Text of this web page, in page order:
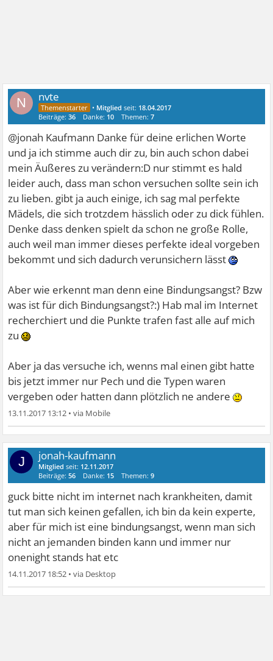
N nvte
• Mitglied seit: 18.04.2017
Beiträge:36 Danke: 10 Themen:7
@jonah Kaufmann Danke für deine erlichen Worte
und ja ich stimme auch dir zu, bin auch schon dabei
mein Äußeres zu verändern:D nur stimmt es hald
leider auch, dass man schon versuchen sollte sein ich
zu lieben. gibt ja auch einige, ich sag mal perfekte
Mädels, die sich trotzdem hässlich oder zu dick fühlen.
Denke dass denken spielt da schon ne große Rolle,
auch weil man immer dieses perfekte ideal vorgeben
bekommt und sich dadurch verunsichern lässt
Aber wie erkennt man denn eine Bindungsangst? Bzw
was ist für dich Bindungsangst?:) Hab mal im Internet
recherchiert und die Punkte trafen fast alle auf mich
zu
Aber ja das versuche ich, wenns mal einen gibt hatte
bis jetzt immer nur Pech und die Typen waren
vergeben oder hatten dann plötzlich ne andere
13.11.2017 13:12 •
J jonah-kaufmann
Mitglied seit: 12.11.2017
Beiträge:56 Danke: 15 Themen:9
guck bitte nicht im internet nach krankheiten, damit
tut man sich keinen gefallen, ich bin da kein experte,
aber für mich ist eine bindungsangst, wenn man sich
nicht an jemanden binden kann und immer nur
onenight stands hat etc
14.11.2017 18:52 •